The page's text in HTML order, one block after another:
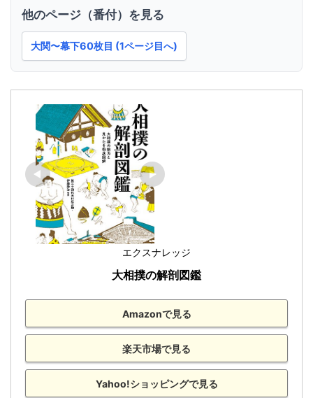
他のページ（番付）を見る
大関〜幕下60枚目 (1ページ目へ)
エクスナレッジ
大相撲の解剖図鑑
Amazonで見る
楽天市場で見る
Yahoo!ショッピングで見る